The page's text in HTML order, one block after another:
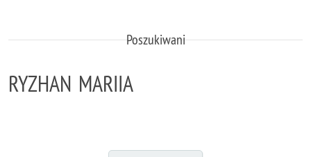
Poszukiwani
RYZHAN MARIIA